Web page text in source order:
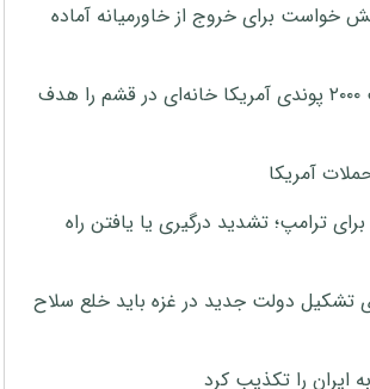
خواست برای خروج از خاورمیانه آماده
نیویورک‌تایمز: بمب ۲۰۰۰ پوندی آمریکا خانه‌ای در قشم را هدف
آمریکا
ترامپ؛ تشدید درگیری یا یافتن راه
تشکیل دولت جدید در غزه باید خلع سلاح
ایران را تکذیب کرد